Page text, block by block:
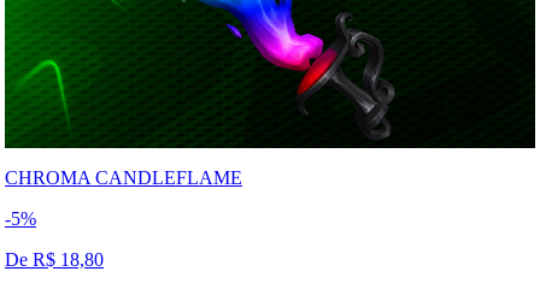
CHROMA CANDLEFLAME
-5%
De R$ 18,80